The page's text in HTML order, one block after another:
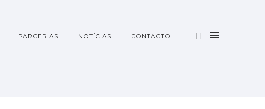
PARCERIAS NOTÍCIAS CONTACTO